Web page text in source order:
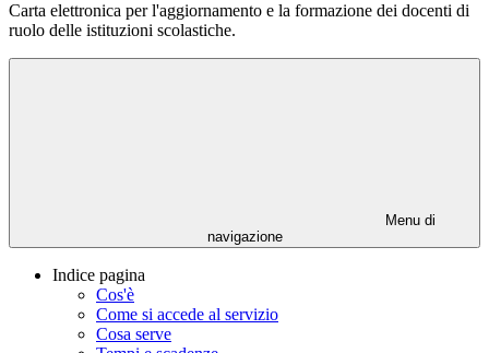
Carta elettronica per l'aggiornamento e la formazione dei docenti di
ruolo delle istituzioni scolastiche.
Menu di
navigazione
Indice pagina
Cos'è
Come si accede al servizio
Cosa serve